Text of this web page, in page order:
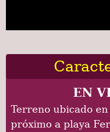
EN
Terreno ubicado
próximo a playa